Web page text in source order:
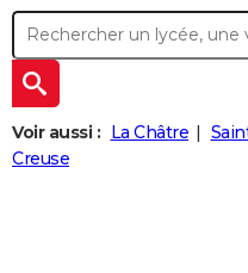
Aménagement intérieur
Cuisine
Jardinage
+ WEEK-END
Guides de France
Escapades
Patrimoine
Expositions
Musées
Week-end nature
+
LIFESTYLE
SANTE
Alimentation
Guide de la santé
Maladies
Médicaments
Sommeil
+
Voir aussi : La Châtre
Creuse